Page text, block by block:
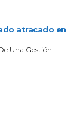
atracado en
Una Gestión